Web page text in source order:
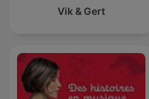
Vik & Gert